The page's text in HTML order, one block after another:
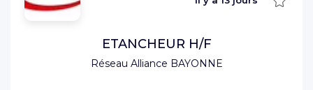
Réseau Alliance BAYONNE
ETANCHEUR H/F